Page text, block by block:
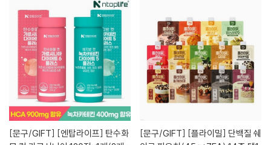
[문구/GIFT] [문구/GIFT]